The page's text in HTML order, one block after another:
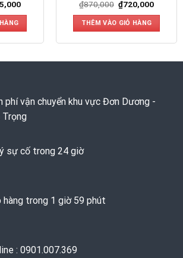
₫870,000 ₫720,000
THÊM VÀO GIỎ HÀNG
phí vận chuyển khu vực Đơn Dương -
sự cố trong 24 giờ
hàng trong 1 giờ 59 phút
: 0901.007.369